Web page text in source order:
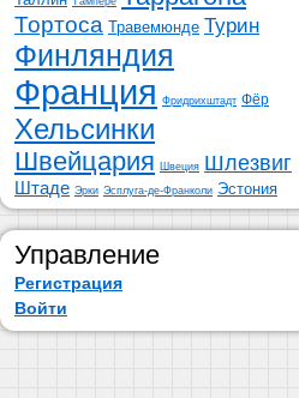
Тортоса Травемюнде Турин
Финляндия
Франция Фридрихштадт Фёр
Хельсинки
Швейцария Швеция Шлезвиг
Штаде Эрки Эсплуга-де-Франколи Эстония
Управление
Регистрация
Войти